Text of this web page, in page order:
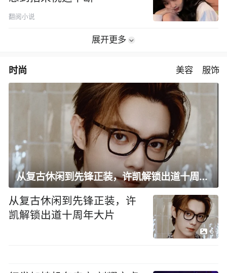
翻阅小说
展开更多
时尚 美容 服饰
从复古休闲到先锋正装，许凯解锁出道十周年大片
从复古休闲到先锋正装，许
凯解锁出道十周年大片
6